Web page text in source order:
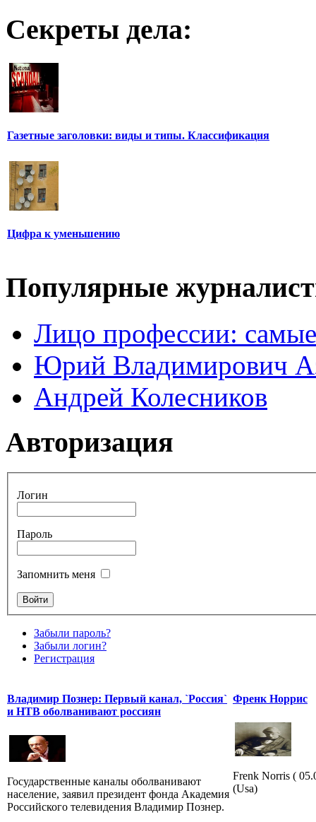
Секреты дела:
Газетные заголовки: виды и типы. Классификация
Цифра к уменьшению
Популярные
Лицо профессии:
Юрий Владимирович
Андрей Колесников
Авторизация
Логин
Пароль
Запомнить меня
Забыли пароль?
Забыли логин?
Регистрация
Владимир Познер: Первый канал, `Россия`
и НТВ оболванивают россиян
Государственные каналы оболванивают
население, заявил президент фонда Академия
Российского телевидения Владимир Познер.
Френк Норрис
Frenk Norris (
(Usa)